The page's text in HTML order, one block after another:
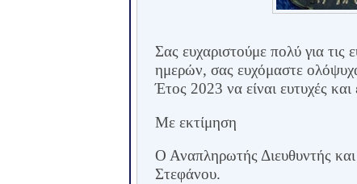
Σας ευχαριστούμε πολύ για
ημερών, σας ευχόμαστε
Έτος 2023 να είναι ευτυχές και
Με εκτίμηση
Ο Αναπληρωτής Διευθυντής και
Στεφάνου.